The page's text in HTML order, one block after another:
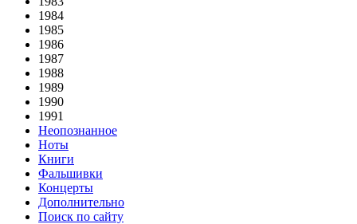
1984
1985
1986
1987
1988
1989
1990
1991
Неопознанное
Ноты
Книги
Фальшивки
Концерты
Дополнительно
Поиск по сайту